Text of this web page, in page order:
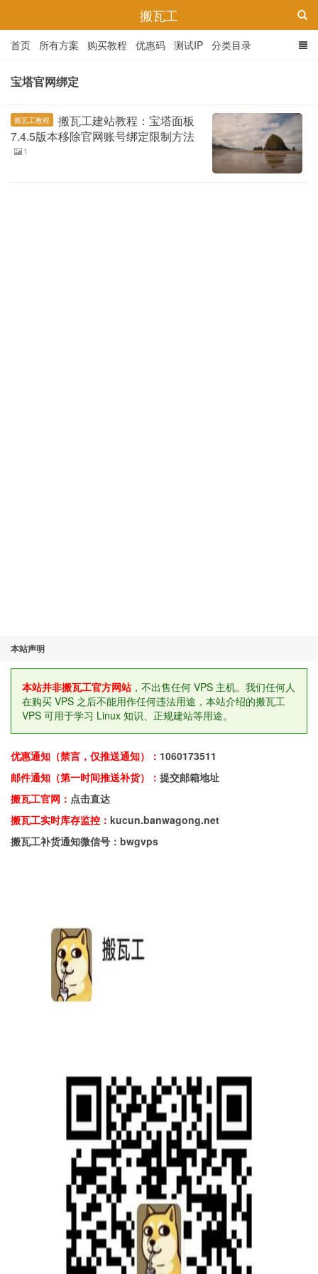
搬瓦工
首页 所有方案 购买教程 优惠码 测试IP 分类目录
宝塔官网绑定
搬瓦工教程
搬瓦工建站教程：宝塔面板
7.4.5版本移除官网账号绑定限制方法
1
本站声明
本站并非搬瓦工官方网站，不出售任何 VPS 主机。我们任何人
在购买 VPS 之后不能用作任何违法用途，本站介绍的搬瓦工
VPS 可用于学习 Linux 知识、正规建站等用途。
优惠通知（禁言，仅推送通知）： 1060173511
邮件通知（第一时间推送补货）： 提交邮箱地址
搬瓦工官网： 点击直达
搬瓦工实时库存监控： kucun.banwagong.net
搬瓦工补货通知微信号：bwgvps